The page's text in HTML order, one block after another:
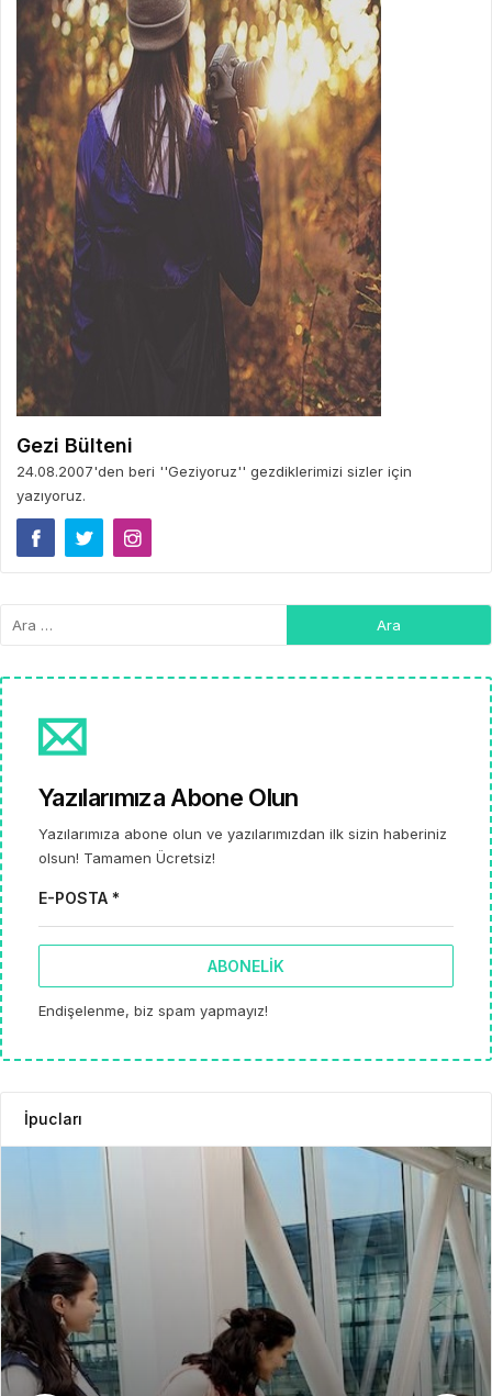
Gezi Bülteni
24.08.2007'den beri ''Geziyoruz'' gezdiklerimizi sizler için
yazıyoruz.
Yazılarımıza Abone Olun
Yazılarımıza abone olun ve yazılarımızdan ilk sizin haberiniz
olsun! Tamamen Ücretsiz!
E-POSTA *
ABONELIK
Endişelenme, biz spam yapmayız!
İpucları